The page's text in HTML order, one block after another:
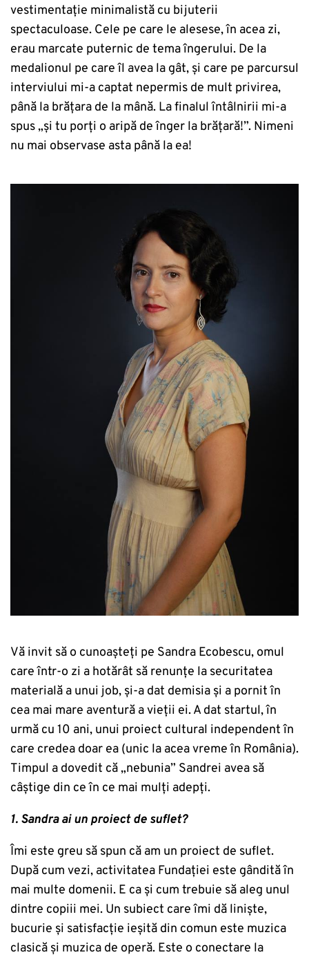
vestimentație minimalistă cu bijuterii
spectaculoase. Cele pe care le alesese, în acea zi,
erau marcate puternic de tema îngerului. De la
medalionul pe care îl avea la gât, și care pe parcursul
interviului mi-a captat nepermis de mult privirea,
până la brățara de la mână. La finalul întâlnirii mi-a
spus „și tu porți o aripă de înger la brățară!”. Nimeni
nu mai observase asta până la ea!
Vă invit să o cunoașteți pe Sandra Ecobescu, omul
care într-o zi a hotărât să renunțe la securitatea
materială a unui job, și-a dat demisia și a pornit în
cea mai mare aventură a vieții ei. A dat startul, în
urmă cu 10 ani, unui proiect cultural independent în
care credea doar ea (unic la acea vreme în România).
Timpul a dovedit că „nebunia” Sandrei avea să
câștige din ce în ce mai mulți adepți.
1. Sandra ai un proiect de suflet?
Îmi este greu să spun că am un proiect de suflet.
După cum vezi, activitatea Fundației este gândită în
mai multe domenii. E ca și cum trebuie să aleg unul
dintre copiii mei. Un subiect care îmi dă liniște,
bucurie și satisfacție ieșită din comun este muzica
clasică și muzica de operă. Este o conectare la